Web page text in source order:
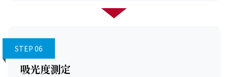
STEP 06
吸光度測定